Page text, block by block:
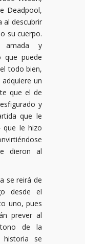
Deadpool,
al descubrir
su cuerpo.
amada y
que puede
todo bien,
un
que el de
y
que le
que le hizo
dieron al
se reirá de
desde el
uno, pues
prever al
de la
se